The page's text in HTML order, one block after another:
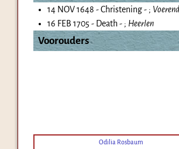
14 NOV 1648 - Christening - ;
16 FEB 1705 - Death - ; Heerlen
Voorouders
Odilia Rosbaum